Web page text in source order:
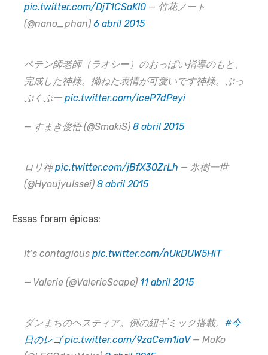
pic.twitter.com/DjT1CSaKI0 — 竹花ノート
(@nano_phan) 6 abril 2015
ペテン師老師（ラオシー）のおっぱい指導のもと、
完成した神様。拗ねた表情が可愛いです神様。ぷっ
ぷくぷー pic.twitter.com/iceP7dPeyi
— すまき俊悟 (@SmakiS) 8 abril 2015
ロリ神pic.twitter.com/jBfX30ZrLh — 氷樹一世
(@HyoujyuIssei) 8 abril 2015
Essas foram épicas:
It’s contagious pic.twitter.com/nUkDUW5HiT
— Valerie (@ValerieScape) 11 abril 2015
ダンまちのヘスティア。例の紐ギミック搭載。 #今
日のレゴ pic.twitter.com/9zaCem1iaV— MoKo